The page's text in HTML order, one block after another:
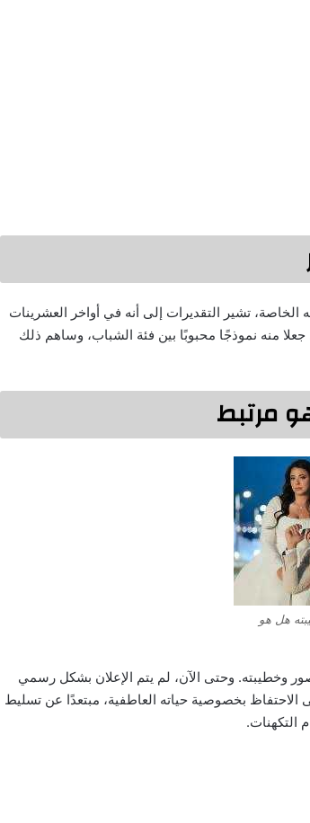
تشير التقديرات إلى أنه في أواخر العشرينات
جعلا منه نموذجًا محبوبًا بين فئة الشباب، وساهم ذلك
مرتبط
هل هو
وخطيبته. وحتى الآن، لم يتم الإعلان بشكل رسمي
بخصوصية حياته العاطفية، مبتعدًا عن تسليط
التكهنات.